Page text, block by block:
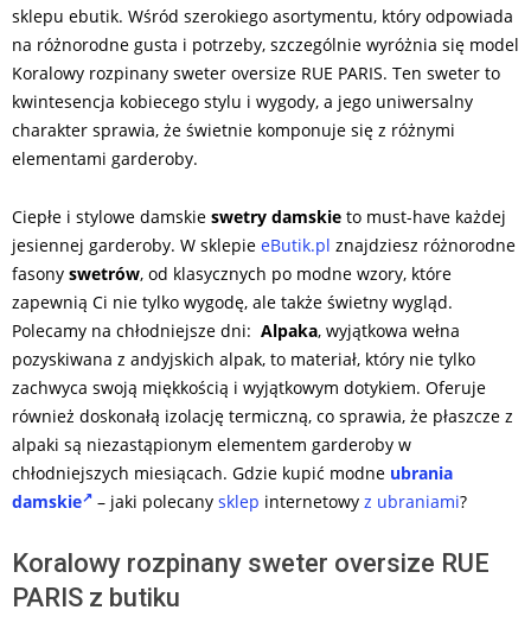
sklepu ebutik. Wśród szerokiego asortymentu, który odpowiada
na różnorodne gusta i potrzeby, szczególnie wyróżnia się model
Koralowy rozpinany sweter oversize RUE PARIS. Ten sweter to
kwintesencja kobiecego stylu i wygody, a jego uniwersalny
charakter sprawia, że świetnie komponuje się z różnymi
elementami garderoby.
Ciepłe i stylowe damskie swetry damskie to must-have każdej
jesiennej garderoby. W sklepie eButik.pl znajdziesz różnorodne
fasony swetrów, od klasycznych po modne wzory, które
zapewnią Ci nie tylko wygodę, ale także świetny wygląd.
Polecamy na chłodniejsze dni: Alpaka, wyjątkowa wełna
pozyskiwana z andyjskich alpak, to materiał, który nie tylko
zachwyca swoją miękkością i wyjątkowym dotykiem. Oferuje
również doskonałą izolację termiczną, co sprawia, że płaszcze z
alpaki są niezastąpionym elementem garderoby w
chłodniejszych miesiącach. Gdzie kupić modne ubrania
damskie
– jaki polecany sklep internetowy z ubraniami?
Koralowy rozpinany sweter oversize RUE
PARIS z butiku